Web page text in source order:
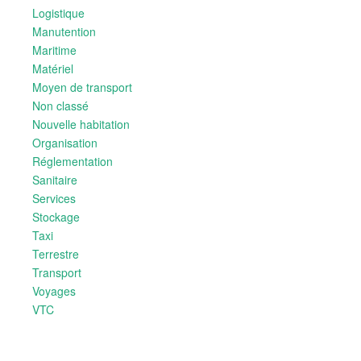
Logistique
Manutention
Maritime
Matériel
Moyen de transport
Non classé
Nouvelle habitation
Organisation
Réglementation
Sanitaire
Services
Stockage
Taxi
Terrestre
Transport
Voyages
VTC